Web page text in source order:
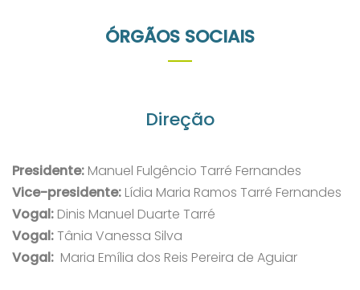
ÓRGÃOS SOCIAIS
Direção
Presidente: Manuel Fulgêncio Tarré Fernandes
Vice-presidente: Lídia Maria Ramos Tarré Fernandes
Vogal: Dinis Manuel Duarte Tarré
Vogal:Tânia Vanessa Silva
Vogal: Maria Emília dos Reis Pereira de Aguiar